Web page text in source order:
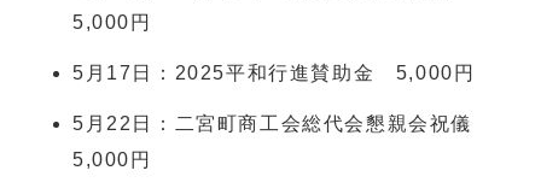
5,000円
5月17日：2025平和行進賛助金 5,000円
5月22日：二宮町商工会総代会懇親会祝儀
5,000円